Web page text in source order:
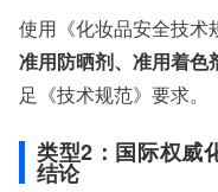
使用《化妆品安全技术
准用防晒剂、准用着色
足《技术规范》要求。
类型2：国际权威
结论